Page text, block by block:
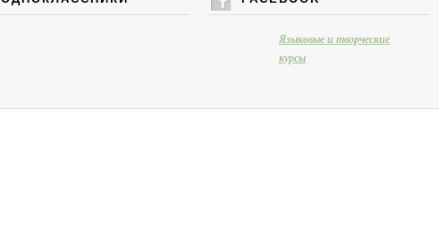
Языковые и творческие
курсы